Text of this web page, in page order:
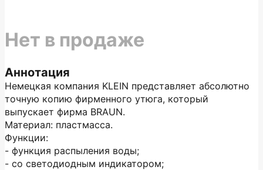
Аннотация
Немецкая компания KLEIN представляет абсолютно
точную копию фирменного утюга, который
выпускает фирма BRAUN.
Материал: пластмасса.
Функции:
- функция распыления воды;
- со светодиодным индикатором;
Нет в продаже